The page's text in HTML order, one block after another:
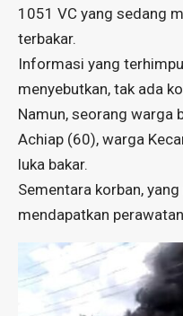
1051 VC yang sedang
terbakar.
Informasi yang
menyebutkan, tak ada
Namun, seorang warga
Achiap (60), warga
luka bakar.
Sementara korban,
mendapatkan